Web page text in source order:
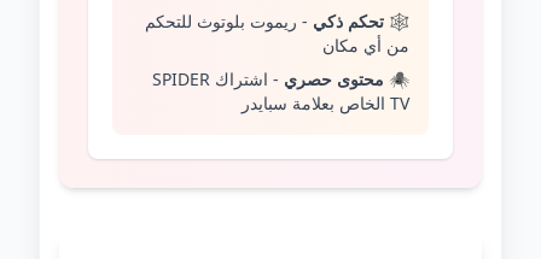
🕸️ تحكم ذكي - ريموت بلوتوث للتحكم
من أي مكان
🕷️ محتوى حصري
- اشتراك SPIDER
TV الخاص بعلامة سبايدر